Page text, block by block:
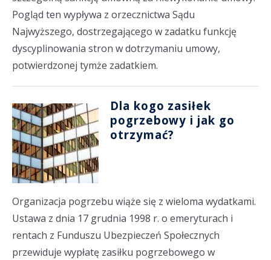
Pogląd ten wypływa z orzecznictwa Sądu
Najwyższego, dostrzegającego w zadatku funkcję
dyscyplinowania stron w dotrzymaniu umowy,
potwierdzonej tymże zadatkiem.
Dla kogo zasiłek
pogrzebowy i jak go
otrzymać?
Organizacja pogrzebu wiąże się z wieloma wydatkami.
Ustawa z dnia 17 grudnia 1998 r. o emeryturach i
rentach z Funduszu Ubezpieczeń Społecznych
przewiduje wypłatę zasiłku pogrzebowego w